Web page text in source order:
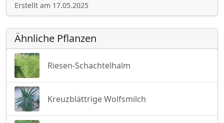
Erstellt am 17.05.2025
Ähnliche Pflanzen
Riesen-Schachtelhalm
Kreuzblättrige Wolfsmilch